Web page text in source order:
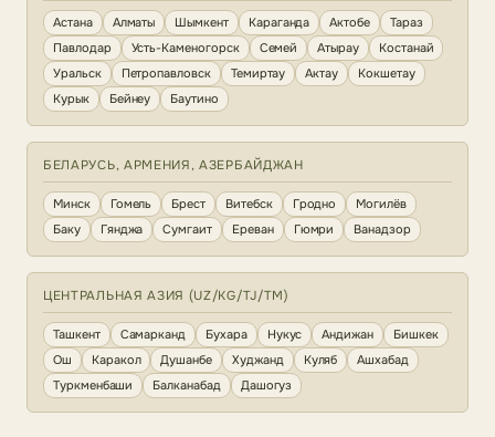
Астана Алматы Шымкент Караганда Актобе
Тараз
Павлодар
Усть-Каменогорск Семей Атырау
Костанай
Уральск
Петропавловск Темиртау Актау
Кокшетау
Курык
Бейнеу Баутино
БЕЛАРУСЬ, АРМЕНИЯ, АЗЕРБАЙДЖАН
Минск Гомель Брест Витебск Гродно
Могилёв
Баку
Гянджа Сумгаит Ереван Гюмри Ванадзор
ЦЕНТРАЛЬНАЯ АЗИЯ (UZ/KG/TJ/TM)
Ташкент Самарканд Бухара Нукус Андижан
Бишкек
Ош
Каракол Душанбе Худжанд Куляб
Ашхабад
Туркменбаши
Балканабад Дашогуз